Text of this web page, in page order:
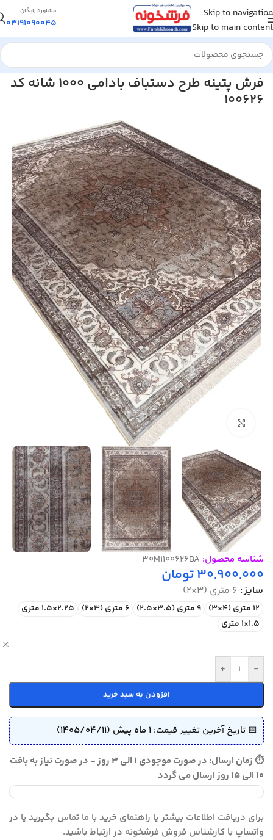
Skip to navigation
Skip to main content
مشاوره رایگان
03191090045
خانه/فرش ماشینی/فرش 1000 شانه
فرش پتینه طرح دستباف بادامی 1000 شانه کد
100626
بزرگنمایی تصویر
شناسه محصول: 30M1100626BA
30,900,000تومان
سایز 6 متری (3×2)
12 متری (4×3) 9 متری (3.5×2.5) 6 متری (3×2)
2.25×1.5 متری
1.5×1 متری
-
+
افزودن به سبد خرید
📅 تاریخ آخرین تغییر قیمت: 1 ماه پیش (1405/04/11)
⏱ زمان ارسال: در صورت موجودی 1 الی 3 روز - در صورت نیاز به بافت
10 الی 15 روز ارسال می گردد
برای دریافت اطلاعات بیشتر یا راهنمای خرید با ما تماس بگیرید یا در
واتساپ با کارشناس فروش فرشخونه در ارتباط باشید.